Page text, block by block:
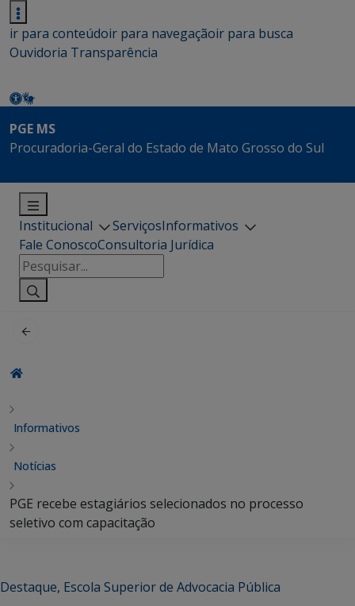
ir para conteúdoir para navegaçãoir para busca
Ouvidoria Transparência
PGE MS
Procuradoria-Geral do Estado de Mato Grosso do Sul
Institucional ServiçosInformativos
Fale ConoscoConsultoria Jurídica
Pesquisar
por:
Informativos
Notícias
PGE recebe estagiários selecionados no processo
seletivo com capacitação
Destaque, Escola Superior de Advocacia Pública